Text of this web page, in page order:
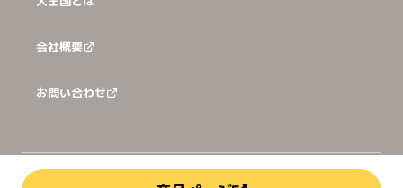
会社概要
お問い合わせ
2026犬猫王国株式会社